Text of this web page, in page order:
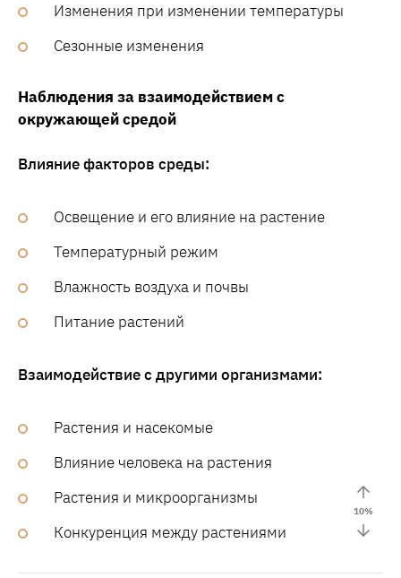
Изменения при изменении температуры
Сезонные изменения
Наблюдения за взаимодействием с
окружающей средой
Влияние факторов среды:
Освещение и его влияние на растение
Температурный режим
Влажность воздуха и почвы
Питание растений
Взаимодействие с другими организмами:
Растения и насекомые
Влияние человека на растения
Растения и микроорганизмы
Конкуренция между растениями
10%